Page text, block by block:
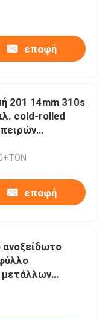
επαφή
201 14mm 310s
cold-rolled
επαφή
ανοξείδωτο
μετάλλων